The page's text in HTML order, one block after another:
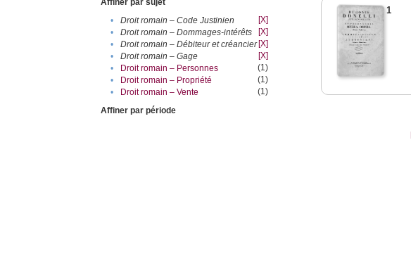
Affiner par sujet
•
Droit romain – Code Justinien
[X]
•
Droit romain – Dommages-intérêts
[X]
•
Droit romain – Débiteur et créancier [X]
•
Droit romain – Gage
[X]
•
Droit romain – Personnes
(1)
•
Droit romain – Propriété
(1)
•
Droit romain – Vente
(1)
Affiner par période
1